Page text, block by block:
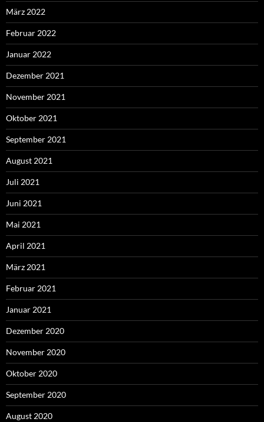
März 2022
Februar 2022
Januar 2022
Dezember 2021
November 2021
Oktober 2021
September 2021
August 2021
Juli 2021
Juni 2021
Mai 2021
April 2021
März 2021
Februar 2021
Januar 2021
Dezember 2020
November 2020
Oktober 2020
September 2020
August 2020